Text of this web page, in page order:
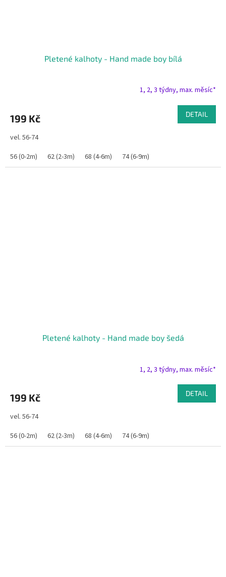
Pletené kalhoty - Hand made boy bílá
1, 2, 3 týdny, max. měsíc*
199 Kč DETAIL
vel. 56-74
56 (0-2m)
62 (2-3m) 68 (4-6m) 74 (6-9m)
Pletené kalhoty - Hand made boy šedá
1, 2, 3 týdny, max. měsíc*
199 Kč DETAIL
vel. 56-74
56 (0-2m)
62 (2-3m) 68 (4-6m) 74 (6-9m)